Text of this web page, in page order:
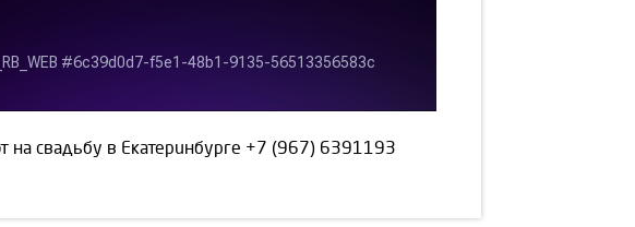
на свадьбу в Екатеринбурге +7 (967) 6391193